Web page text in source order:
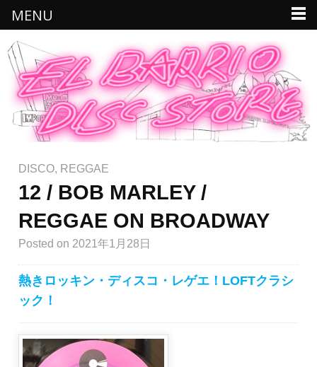
DISCO, REGGAE
12 / BOB MARLEY /
REGGAE ON BROADWAY
Posted on 2021年1月28日
熱きロッキン・ディスコ・レゲエ！LOFTクラシ
ック！
MENU